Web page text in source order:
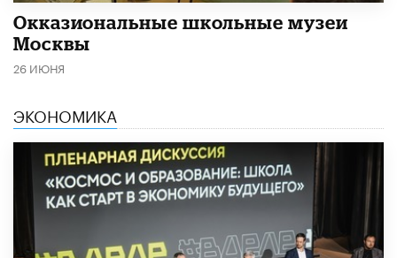
​Окказиональные школьные музеи
Москвы
26 ИЮНЯ
ЭКОНОМИКА